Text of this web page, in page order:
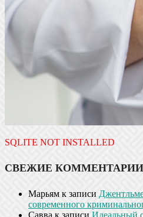
SQLITE NOT INSTALLED
СВЕЖИЕ КОММЕНТАРИИ
Марьям к записи
современного
Савва к записи Идеальный